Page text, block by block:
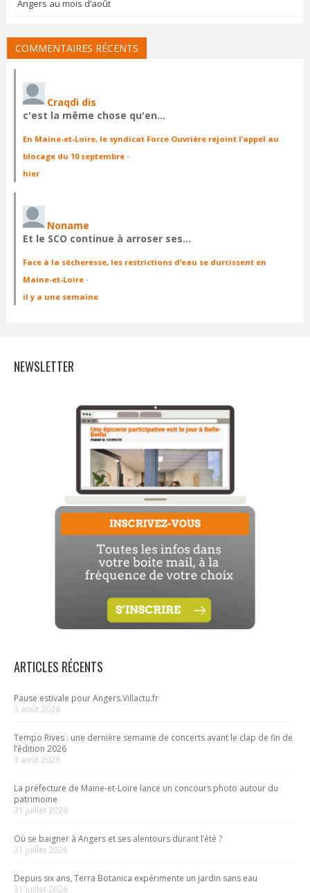
Angers au mois d’août
COMMENTAIRES RÉCENTS
Craqdi dis
c'est la même chose qu'en…
En Maine-et-Loire, le syndicat Force Ouvrière rejoint l’appel au
blocage du 10 septembre ·
hier
Noname
Et le SCO continue à arroser ses…
Face à la sécheresse, les restrictions d’eau se durcissent en
Maine-et-Loire ·
il y a une semaine
NEWSLETTER
ARTICLES RÉCENTS
Pause estivale pour Angers.Villactu.fr
3 août 2026
Tempo Rives : une dernière semaine de concerts avant le clap de fin de
l’édition 2026
3 août 2026
La préfecture de Maine-et-Loire lance un concours photo autour du
patrimoine
31 juillet 2026
Où se baigner à Angers et ses alentours durant l’été ?
31 juillet 2026
Depuis six ans, Terra Botanica expérimente un jardin sans eau
31 juillet 2026